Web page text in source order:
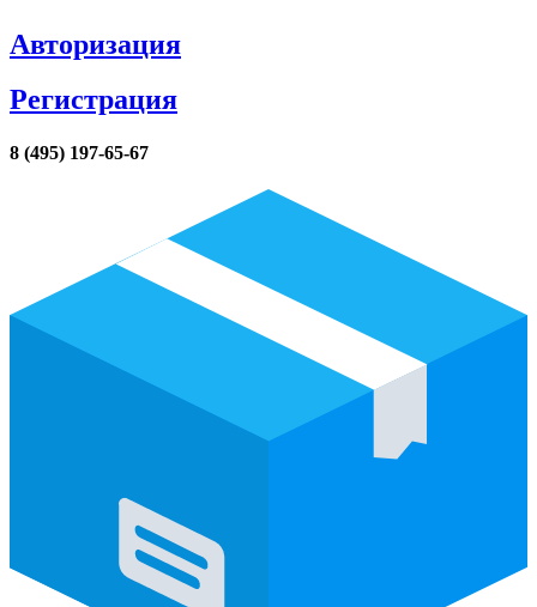
Авторизация
Регистрация
8 (495) 197-65-67